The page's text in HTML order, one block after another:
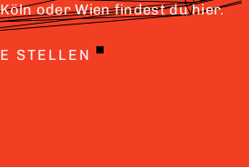
oder Wien findest du hier.
STELLEN